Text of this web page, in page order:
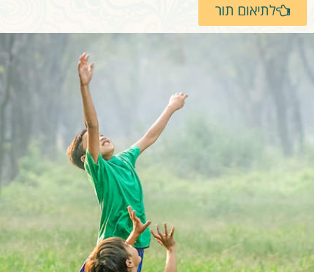
לתיאום תור